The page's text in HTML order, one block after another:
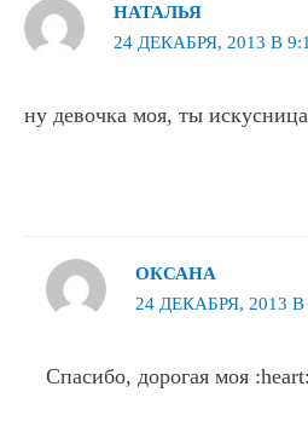
НАТАЛЬЯ
24 ДЕКАБРЯ, 2013 В
ну девочка моя, ты
ОКСАНА
24 ДЕКАБРЯ, 2013
Спасибо, дорогая моя :heart: